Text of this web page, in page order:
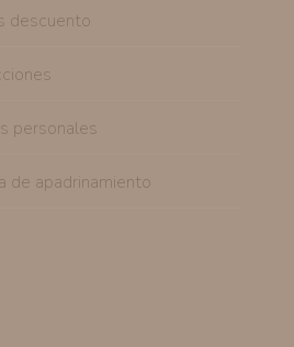
descuento
personales
de apadrinamiento